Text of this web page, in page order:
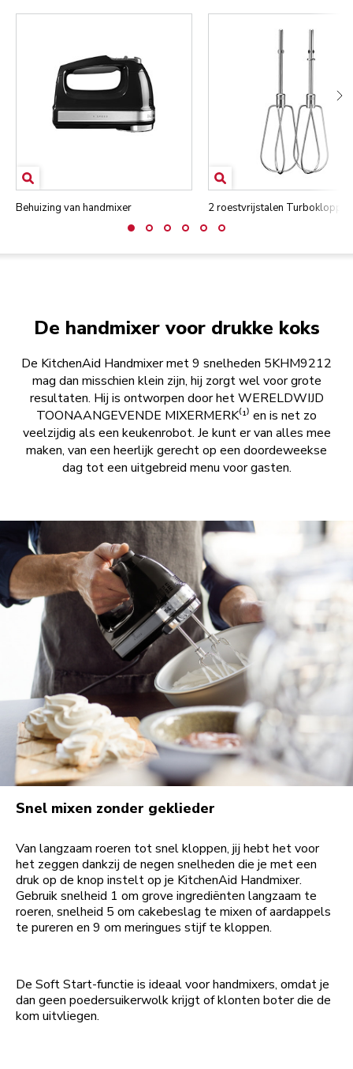
Behuizing van handmixer 2 roestvrijstalen
De handmixer voor drukke koks
De KitchenAid Handmixer met 9 snelheden 5KHM9212
mag dan misschien klein zijn, hij zorgt wel voor grote
resultaten. Hij is ontworpen door het WERELDWIJD
TOONAANGEVENDE MIXERMERK⁽¹⁾ en is net zo
veelzijdig als een keukenrobot. Je kunt er van alles mee
maken, van een heerlijk gerecht op een doordeweekse
dag tot een uitgebreid menu voor gasten.
Snel mixen zonder geklieder
Van langzaam roeren tot snel kloppen, jij hebt het voor
het zeggen dankzij de negen snelheden die je met een
druk op de knop instelt op je KitchenAid Handmixer.
Gebruik snelheid 1 om grove ingrediënten langzaam te
roeren, snelheid 5 om cakebeslag te mixen of aardappels
te pureren en 9 om meringues stijf te kloppen.
De Soft Start-functie is ideaal voor handmixers, omdat je
dan geen poedersuikerwolk krijgt of klonten boter die de
kom uitvliegen.